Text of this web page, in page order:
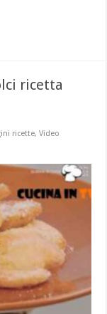
ricetta
ricette,Video